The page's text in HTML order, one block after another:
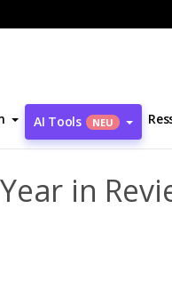
AI Tools NEU
Fotobücher Best Time
in